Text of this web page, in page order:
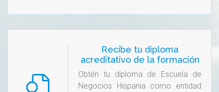
Recibe tu diploma
acreditativo de la formación
Obtén tu diploma de Escuela de
Negocios Hispania como entidad